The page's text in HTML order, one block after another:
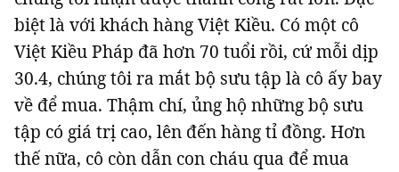
biệt là với khách hàng Việt Kiều. Có một cô
Việt Kiều Pháp đã hơn 70 tuổi rồi, cứ mỗi dịp
30.4, chúng tôi ra mắt bộ sưu tập là cô ấy bay
về để mua. Thậm chí, ủng hộ những bộ sưu
tập có giá trị cao, lên đến hàng tỉ đồng. Hơn
thế nữa, cô còn dẫn con cháu qua để mua